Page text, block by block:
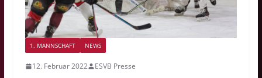
1. MANNSCHAFT NEWS
12. Februar 2022 ESVB Presse